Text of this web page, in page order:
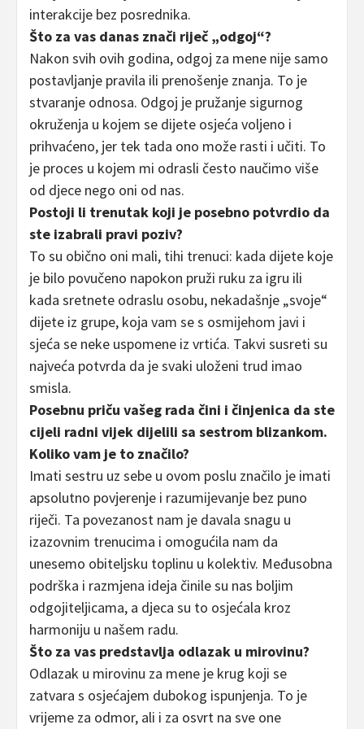
interakcije bez posrednika.
Što za vas danas znači riječ „odgoj“?
Nakon svih ovih godina, odgoj za mene nije samo
postavljanje pravila ili prenošenje znanja. To je
stvaranje odnosa. Odgoj je pružanje sigurnog
okruženja u kojem se dijete osjeća voljeno i
prihvaćeno, jer tek tada ono može rasti i učiti. To
je proces u kojem mi odrasli često naučimo više
od djece nego oni od nas.
Postoji li trenutak koji je posebno potvrdio da
ste izabrali pravi poziv?
To su obično oni mali, tihi trenuci: kada dijete koje
je bilo povučeno napokon pruži ruku za igru ili
kada sretnete odraslu osobu, nekadašnje „svoje“
dijete iz grupe, koja vam se s osmijehom javi i
sjeća se neke uspomene iz vrtića. Takvi susreti su
najveća potvrda da je svaki uloženi trud imao
smisla.
Posebnu priču vašeg rada čini i činjenica da ste
cijeli radni vijek dijelili sa sestrom blizankom.
Koliko vam je to značilo?
Imati sestru uz sebe u ovom poslu značilo je imati
apsolutno povjerenje i razumijevanje bez puno
riječi. Ta povezanost nam je davala snagu u
izazovnim trenucima i omogućila nam da
unesemo obiteljsku toplinu u kolektiv. Međusobna
podrška i razmjena ideja činile su nas boljim
odgojiteljicama, a djeca su to osjećala kroz
harmoniju u našem radu.
Što za vas predstavlja odlazak u mirovinu?
Odlazak u mirovinu za mene je krug koji se
zatvara s osjećajem dubokog ispunjenja. To je
vrijeme za odmor, ali i za osvrt na sve one